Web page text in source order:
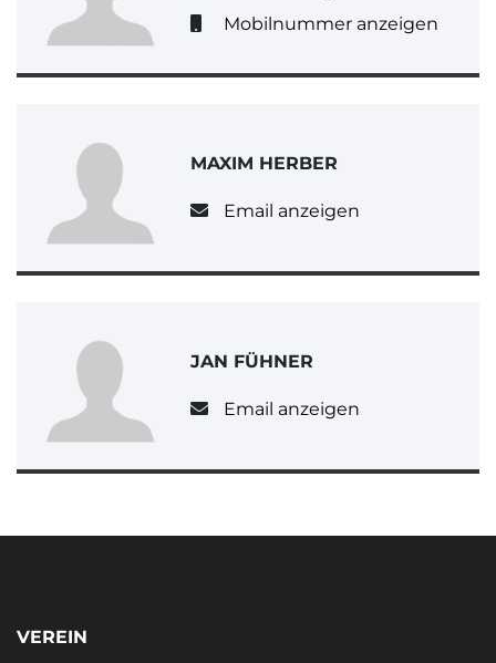
Mobilnummer anzeigen
MAXIM HERBER
Email anzeigen
JAN FÜHNER
Email anzeigen
VEREIN